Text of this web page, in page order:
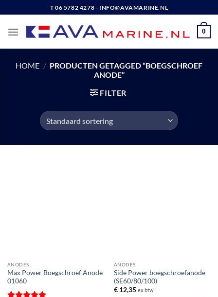
naar
inhoud
T 06 5782 4278 - INFO@AVAMARINE.NL
0
HOME / PRODUCTEN GETAGGED “BOEGSCHROEF
ANODE”
FILTER
ANODES
Max Power Boegschroef Anode
01060
ANODES
Side Power boegschroefanode
(SE60/80/100)
€12,35 ex btw